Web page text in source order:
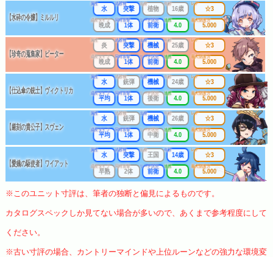
【水砕の令嬢】ミルルリ
属性
水
武器種
突撃
出身
植物
年齢
16歳
成長タイプ
晩成
同時攻撃
1体
リーチ区分
前衛
連携
4.0
レア
☆3
最大防護力
5.000
【珍奇の蒐集家】ピーター
属性
炎
武器種
突撃
出身
機械
年齢
25歳
成長タイプ
晩成
同時攻撃
1体
リーチ区分
前衛
連携
4.0
レア
☆3
最大防護力
5.000
【仕込傘の銃士】ヴィクトリカ
属性
水
武器種
銃弾
出身
機械
年齢
24歳
成長タイプ
平均
同時攻撃
1体
リーチ区分
後衛
連携
4.0
レア
☆3
最大防護力
5.000
【厳刻の貴公子】スヴェン
属性
水
武器種
銃弾
出身
機械
年齢
26歳
成長タイプ
平均
同時攻撃
1体
リーチ区分
中衛
連携
4.0
レア
☆3
最大防護力
5.000
【愛嬌の駆使者】ワイアット
属性
水
武器種
突撃
出身
王国
年齢
14歳
成長タイプ
早熟
同時攻撃
2体
リーチ区分
前衛
連携
4.0
レア
☆3
最大防護力
5.000
※このユニット寸評は、筆者の独断と偏見によるものです。
カタログスペックしか見てない場合が多いので、あくまで参考程度にして
ください。
※古い寸評の場合、カントリーマインドや上位ルーンなどの強力な環境変